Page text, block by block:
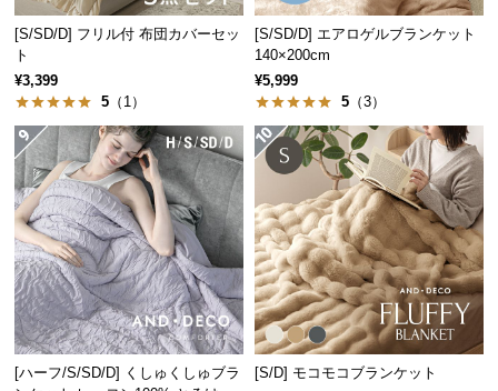
路
に
い
て
返
品・
キ
ャ
ン
セ
ル
に
つ
[S/SD/D] フリル付 布団カバーセッ
ト
¥3,399
5 （1）
[S/SD/D] エアロゲルブランケット
140×200cm
¥5,999
5 （3）
[ハーフ/S/SD/D] くしゅくしゅブラ
[S/D] モコモコブランケット